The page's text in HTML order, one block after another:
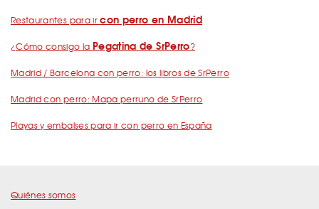
Restaurantes para ircon perro en Madrid
¿Cómo consigo la Pegatina de SrPerro?
Madrid / Barcelona con perro: los libros de SrPerro
Madrid con perro: Mapa perruno de SrPerro
Playas y embalses para ir con perro en España
Quiénes somos